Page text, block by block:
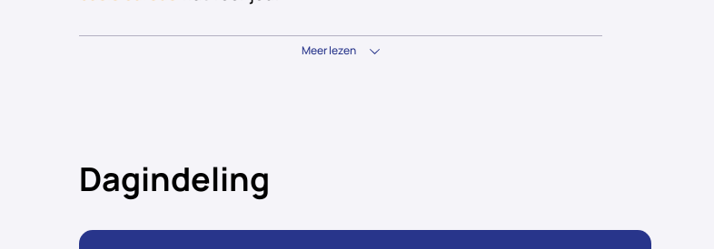
Meer lezen
Dagindeling